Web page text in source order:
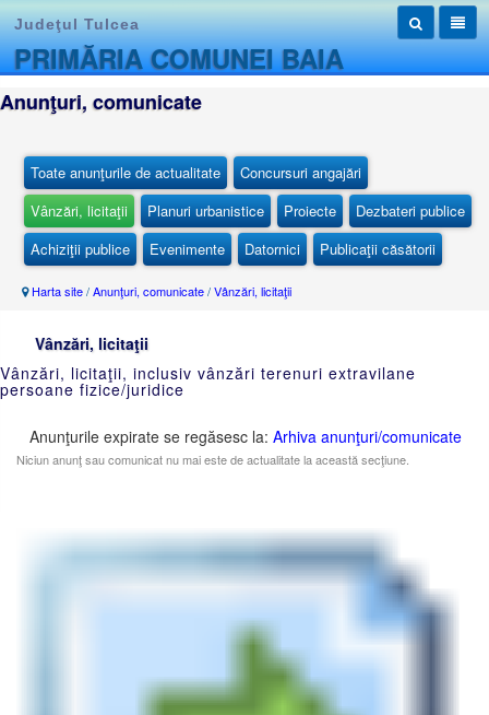
Judeţul Tulcea
PRIMĂRIA COMUNEI BAIA
Anunţuri, comunicate
Toate anunţurile de actualitate
Concursuri angajări
Vânzări, licitaţii
Planuri urbanistice Proiecte
Dezbateri publice
Achiziţii publice
Evenimente Datornici Publicaţii căsătorii
Harta site/Anunţuri, comunicate/Vânzări, licitaţii
Vânzări, licitaţii
Vânzări, licitaţii, inclusiv vânzări terenuri extravilane
persoane fizice/juridice
Anunţurile expirate se regăsesc la: Arhiva anunţuri/comunicate
Niciun anunţ sau comunicat nu mai este de actualitate la această secţiune.